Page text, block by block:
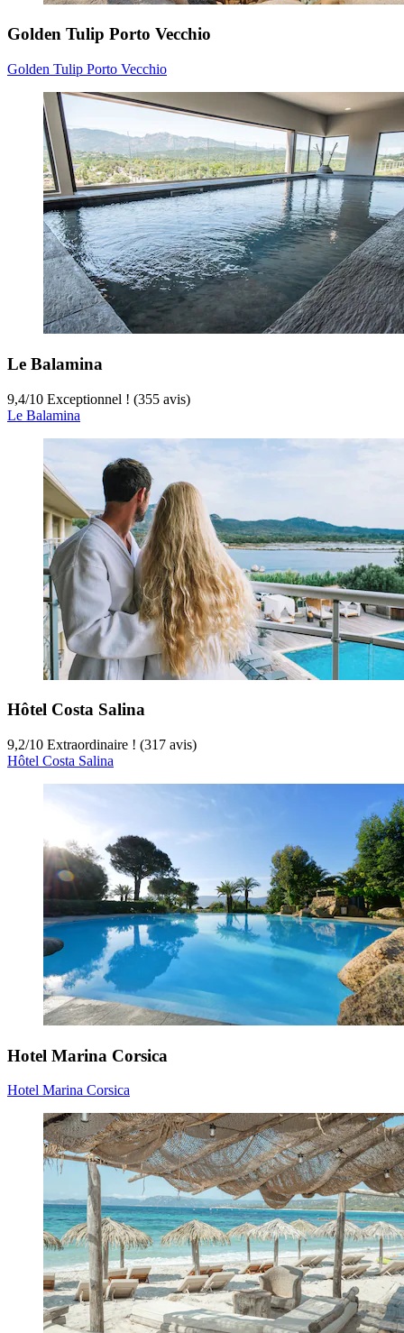
Golden Tulip Porto Vecchio
Golden Tulip Porto Vecchio
Le Balamina
9,4/10 Exceptionnel ! (355 avis)
Le Balamina
Hôtel Costa Salina
9,2/10 Extraordinaire ! (317 avis)
Hôtel Costa Salina
Hotel Marina Corsica
Hotel Marina Corsica